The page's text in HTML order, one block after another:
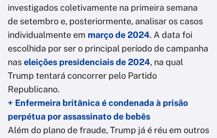
investigados coletivamente na primeira semana
de setembro e, posteriormente, analisar os casos
individualmente em março de 2024. A data foi
escolhida por ser o principal período de campanha
naseleições presidenciais de 2024, na qual
Trump tentará concorrer pelo Partido
Republicano.
+ Enfermeira britânica é condenada à prisão
perpétua por assassinato de bebês
Além do plano de fraude, Trump já é réu em outros